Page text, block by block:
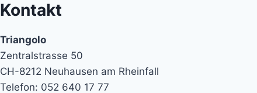
Kontakt
Triangolo
Zentralstrasse 50
CH-8212 Neuhausen am Rheinfall
Telefon: 052 640 17 77